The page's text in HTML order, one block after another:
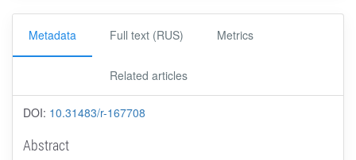
Metadata Full text (RUS) Metrics
Related articles
DOI: 10.31483/r-167708
Abstract